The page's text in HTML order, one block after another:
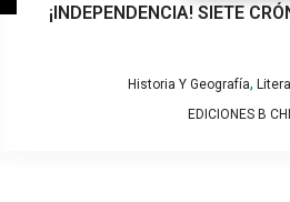
¡INDEPENDENCIA! SIETE
Historia Y Geografía,
EDICIONES B